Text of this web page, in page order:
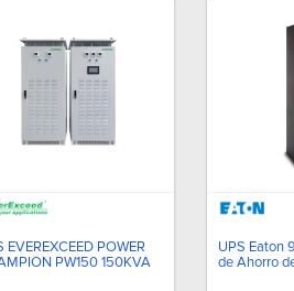
EVEREXCEED POWER
PW150 150KVA
UPS Eaton
de Ahorro